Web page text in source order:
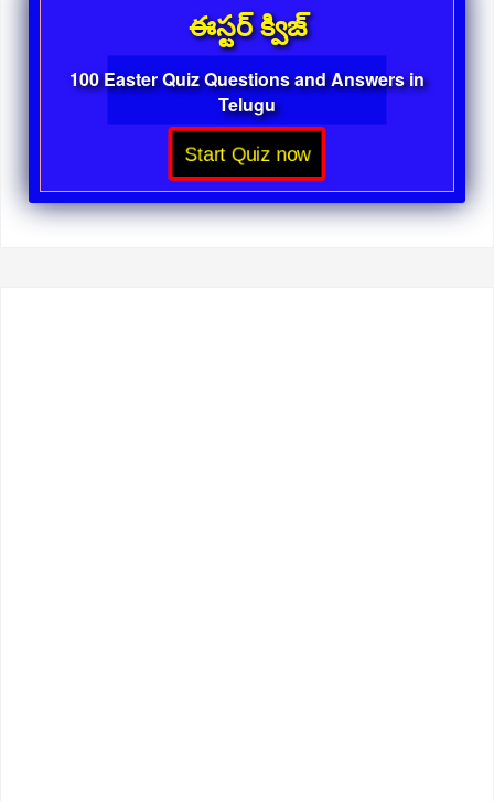
ఈస్టర్ క్విజ్
100 Easter Quiz Questions and Answers in
Telugu
Start Quiz now